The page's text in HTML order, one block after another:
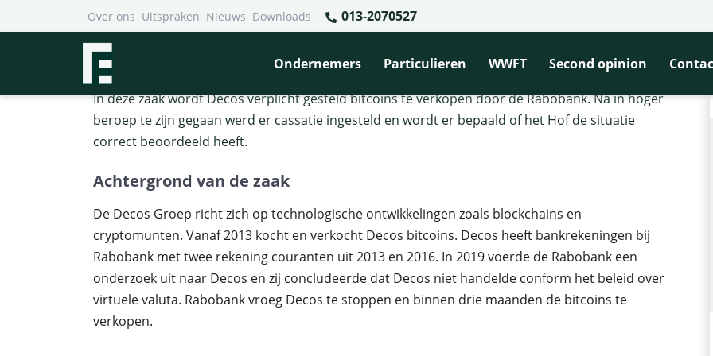
Over ons Uitspraken Nieuws Downloads 013-2070527
Ondernemers Particulieren WWFT Second opinion
Financieel Recht Advocaten>Uitspraken>Rabobank verplicht Decos tot verkoop bitcoins
Rabobank verplicht Decos tot verkoop bitcoins
In deze zaak wordt Decos verplicht gesteld bitcoins te verkopen door de Rabobank. Na in hoger
beroep te zijn gegaan werd er cassatie ingesteld en wordt er bepaald of het Hof de situatie
correct beoordeeld heeft.
Achtergrond van de zaak
De Decos Groep richt zich op technologische ontwikkelingen zoals blockchains en
cryptomunten. Vanaf 2013 kocht en verkocht Decos bitcoins. Decos heeft bankrekeningen bij
Rabobank met twee rekening couranten uit 2013 en 2016. In 2019 voerde de Rabobank een
onderzoek uit naar Decos en zij concludeerde dat Decos niet handelde conform het beleid over
virtuele valuta. Rabobank vroeg Decos te stoppen en binnen drie maanden de bitcoins te
verkopen.